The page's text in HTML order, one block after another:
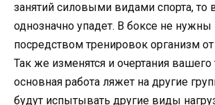
занятий силовыми видами спорта, то
однозначно упадет. В боксе не
посредством тренировок организм от
Так же изменятся и очертания вашего
основная работа ляжет на другие
будут испытывать другие виды